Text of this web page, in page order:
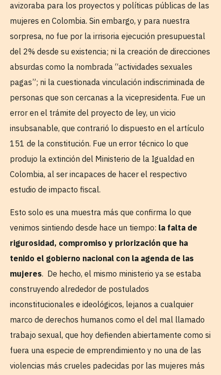
avizoraba para los proyectos y políticas públicas de las
mujeres en Colombia. Sin embargo, y para nuestra
sorpresa, no fue por la irrisoria ejecución presupuestal
del 2% desde su existencia; ni la creación de direcciones
absurdas como la nombrada “actividades sexuales
pagas”; ni la cuestionada vinculación indiscriminada de
personas que son cercanas a la vicepresidenta. Fue un
error en el trámite del proyecto de ley, un vicio
insubsanable, que contrarió lo dispuesto en el artículo
151 de la constitución. Fue un error técnico lo que
produjo la extinción del Ministerio de la Igualdad en
Colombia, al ser incapaces de hacer el respectivo
estudio de impacto fiscal.
Esto solo es una muestra más que confirma lo que
venimos sintiendo desde hace un tiempo: la falta de
rigurosidad, compromiso y priorización que ha
tenido el gobierno nacional con la agenda de las
mujeres. De hecho, el mismo ministerio ya se estaba
construyendo alrededor de postulados
inconstitucionales e ideológicos, lejanos a cualquier
marco de derechos humanos como el del mal llamado
trabajo sexual, que hoy defienden abiertamente como si
fuera una especie de emprendimiento y no una de las
violencias más crueles padecidas por las mujeres más